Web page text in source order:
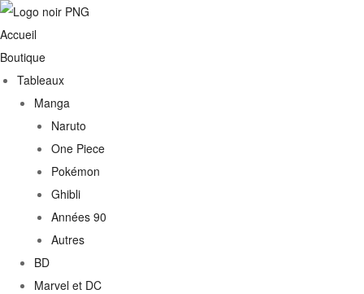
Accueil
Boutique
Tableaux
Manga
Naruto
One Piece
Pokémon
Ghibli
Années 90
Autres
BD
Marvel et DC